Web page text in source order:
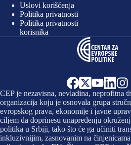
Uslovi korišćenja
Politika privatnosti
Politika privatnosti
korisnika
CEP je nezavisna, nevladina, neprofitna
organizacija koju je osnovala grupa
evropskog prava, ekonomije i javne
ciljem da doprinesu unapređenju
politika u Srbiji, tako što će ga učiniti
inkluzivnijim, zasnovanim na